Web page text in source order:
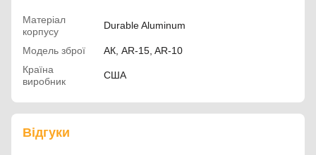
Матеріал
корпусу
Durable Aluminum
Модель зброї
АК, AR-15, AR-10
Країна
виробник
США
Відгуки